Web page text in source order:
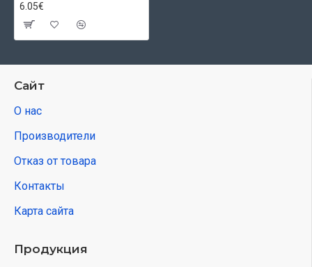
6.05€
Сайт
О нас
Производители
Отказ от товара
Контакты
Карта сайта
Продукция